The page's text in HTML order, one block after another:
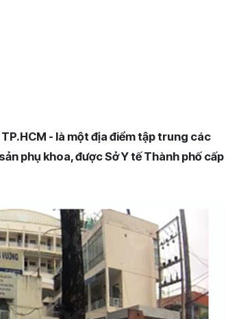
- là một địa điểm tập trung các
phụ khoa, được Sở Y tế Thành phố cấp